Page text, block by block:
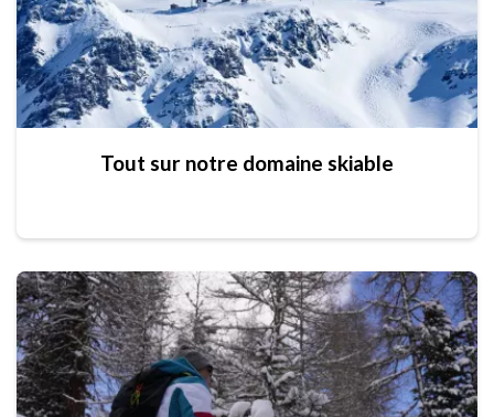
Tout sur notre domaine skiable